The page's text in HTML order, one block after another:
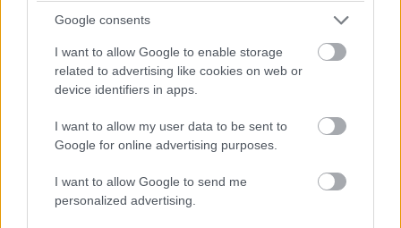
Google consents
I want to allow Google to enable storage
related to advertising like cookies on web or
device identifiers in apps.
I want to allow my user data to be sent to
Google for online advertising purposes.
I want to allow Google to send me
personalized advertising.
orientovaná v smere SV – JZ. Architektonické riešenie
vychádza z okolitej zástavby, výtvarne a plastické
členenie objektu rešpektuje pri zohľadnení požiadaviek
investora aj charakter zástavby okolia ako aj minimálny
faktor tvaru budovy stavby a taktiež rešpektuje odstupy
od hraníc pozemku stanovené v regulatívoch daného
stavebnom systéme spol. HolzHaus s.r.o. Celostenné